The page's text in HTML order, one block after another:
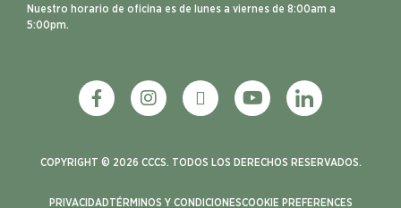
Nuestro horario de oficina es de lunes a viernes de 8:00am a
5:00pm.
COPYRIGHT © 2026 CCCS. TODOS LOS DERECHOS RESERVADOS.
PRIVACIDADTÉRMINOS Y CONDICIONESCOOKIE PREFERENCES